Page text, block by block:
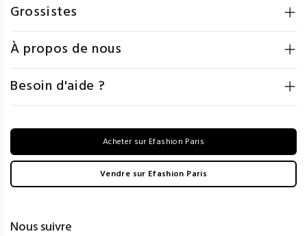
Grossistes
À propos de nous
Besoin d'aide ?
Acheter sur Efashion Paris
Vendre sur Efashion Paris
Nous suivre